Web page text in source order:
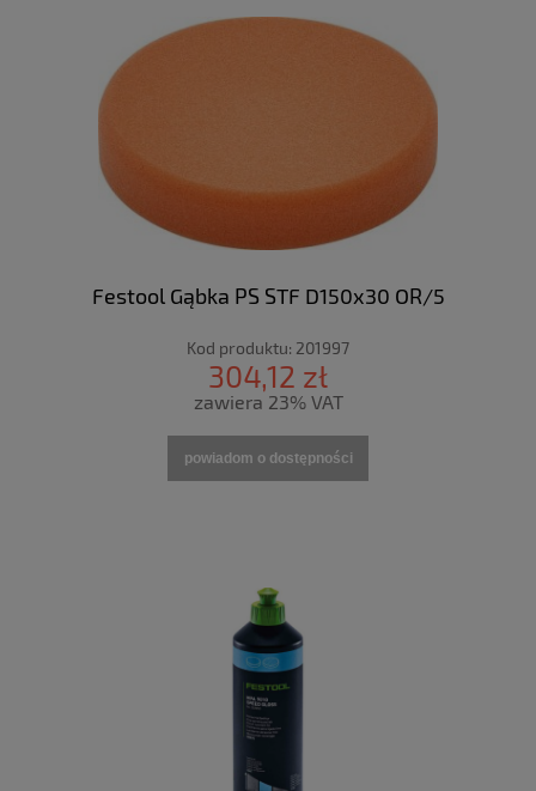
Festool Gąbka PS STF D150x30 OR/5
Kod produktu: 201997
304,12 zł
zawiera 23% VAT
powiadom o dostępności